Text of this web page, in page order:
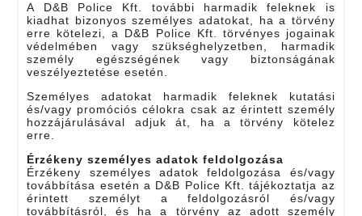
A D&B Police Kft. további harmadik feleknek is
kiadhat bizonyos személyes adatokat, ha a törvény
erre kötelezi, a D&B Police Kft. törvényes jogainak
védelmében vagy szükséghelyzetben, harmadik
személy egészségének vagy biztonságának
veszélyeztetése esetén.
Személyes adatokat harmadik feleknek kutatási
és/vagy promóciós célokra csak az érintett személy
hozzájárulásával adjuk át, ha a törvény kötelez
erre.
Érzékeny személyes adatok feldolgozása
Érzékeny személyes adatok feldolgozása és/vagy
továbbítása esetén a D&B Police Kft. tájékoztatja az
érintett személyt a feldolgozásról és/vagy
továbbításról, és ha a törvény az adott személy